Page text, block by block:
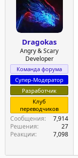
Dragokas
Angry & Scary
Developer
Команда форума
Супер-Модератор
Разработчик
Клуб
переводчиков
Сообщения
7,914
Решения
27
Реакции
7,098